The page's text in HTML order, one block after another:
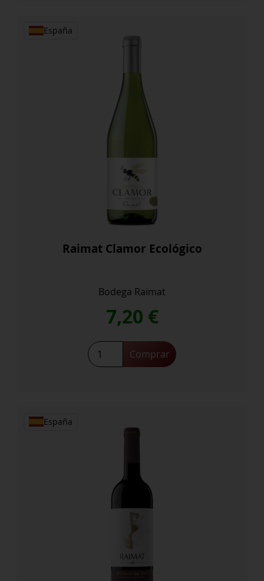
España
Raimat Clamor Ecológico
Bodega Raimat
7,20 €
Comprar
España